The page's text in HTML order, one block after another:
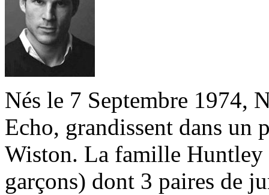
Nés le 7 Septembre 1974,
Echo, grandissent dans un
Wiston. La famille Huntley
garçons) dont 3 paires de